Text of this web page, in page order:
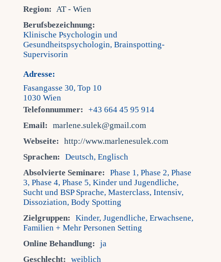
Region: AT - Wien
Berufsbezeichnung:
Klinische Psychologin und
Gesundheitspsychologin, Brainspotting-
Supervisorin
Adresse:
Fasangasse 30, Top 10
1030 Wien
Telefonnummer:
+43 664 45 95 914
Email:
marlene.sulek@gmail.com
Webseite:
http://www.marlenesulek.com
Sprachen:
Deutsch, Englisch
Absolvierte Seminare:
Phase 1, Phase 2, Phase
3, Phase 4, Phase 5, Kinder und Jugendliche,
Sucht und BSP Sprache, Masterclass, Intensiv,
Dissoziation, Body Spotting
Zielgruppen:
Kinder, Jugendliche, Erwachsene,
Familien + Mehr Personen Setting
Online Behandlung:
ja
Geschlecht:
weiblich